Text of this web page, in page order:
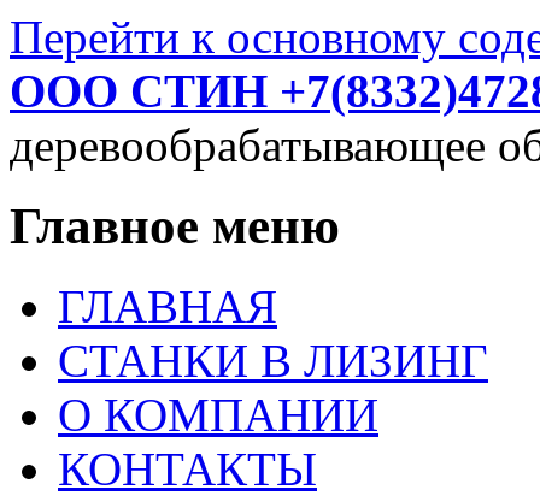
Перейти к основному
ООО СТИН
деревообрабатывающее
Главное меню
ГЛАВНАЯ
СТАНКИ В ЛИЗИНГ
О КОМПАНИИ
КОНТАКТЫ